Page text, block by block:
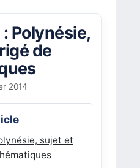
Polynésie,
de
2014
sujet et